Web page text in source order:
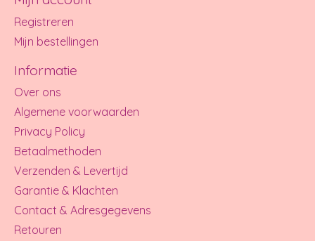
Registreren
Mijn bestellingen
Informatie
Over ons
Algemene voorwaarden
Privacy Policy
Betaalmethoden
Verzenden & Levertijd
Garantie & Klachten
Contact & Adresgegevens
Retouren